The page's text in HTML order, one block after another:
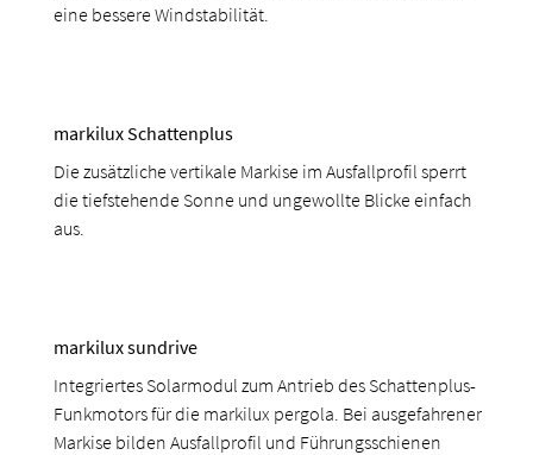
eine bessere Windstabilität.
markilux Schattenplus
Die zusätzliche vertikale Markise im Ausfallprofil sperrt
die tiefstehende Sonne und ungewollte Blicke einfach
aus.
markilux sundrive
Integriertes Solarmodul zum Antrieb des Schattenplus-
Funkmotors für die markilux pergola. Bei ausgefahrener
Markise bilden Ausfallprofil und Führungsschienen